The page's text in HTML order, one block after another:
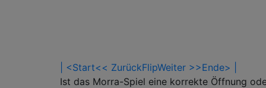
| <Start<< ZurückFlipWeiter >>Ende> |
Ist das Morra-Spiel eine korrekte Öffnung